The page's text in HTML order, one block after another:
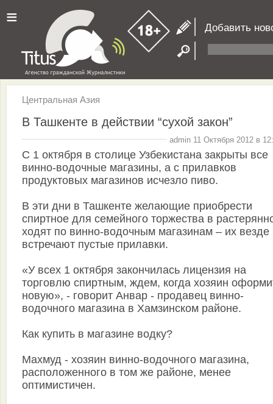
≡ Добавить
Центральная Азия
В Ташкенте в действии “сухой закон”
admin 11 Октября 2012 в
С 1 октября в столице Узбекистана закрыты все
винно-водочные магазины, а с прилавков
продуктовых магазинов исчезло пиво.
В эти дни в Ташкенте желающие приобрести
спиртное для семейного торжества в
ходят по винно-водочным магазинам – их везде
встречают пустые прилавки.
«У всех 1 октября закончилась лицензия на
торговлю спиртным, ждем, когда хозяин
новую», - говорит Анвар - продавец винно-
водочного магазина в Хамзинском районе.
Как купить в магазине водку?
Махмуд - хозяин винно-водочного магазина,
расположенного в том же районе, менее
оптимистичен.